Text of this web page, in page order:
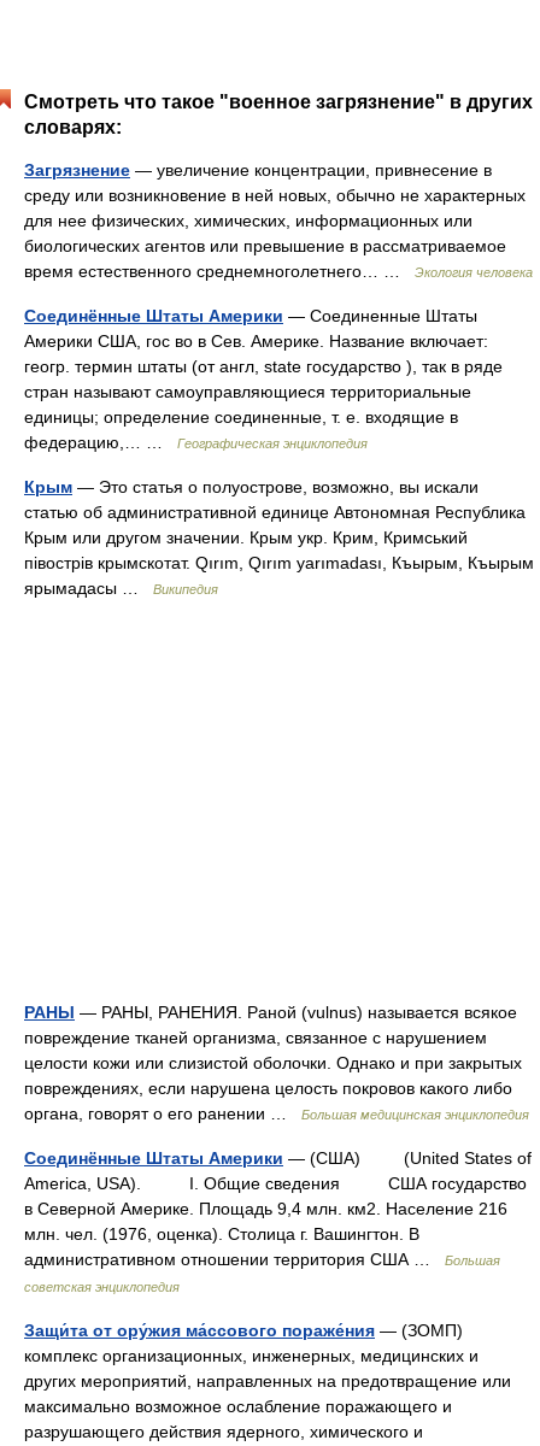
Смотреть что такое "военное загрязнение" в других
словарях:
Загрязнение — увеличение концентрации, привнесение в
среду или возникновение в ней новых, обычно не характерных
для нее физических, химических, информационных или
биологических агентов или превышение в рассматриваемое
время естественного среднемноголетнего… …
Экология человека
Соединённые Штаты Америки — Соединенные Штаты
Америки США, гос во в Сев. Америке. Название включает:
геогр. термин штаты (от англ, state государство ), так в ряде
стран называют самоуправляющиеся территориальные
единицы; определение соединенные, т. е. входящие в
федерацию,… …
Географическая энциклопедия
Крым — Это статья о полуострове, возможно, вы искали
статью об административной единице Автономная Республика
Крым или другом значении. Крым укр. Крим, Кримський
півострів крымскотат. Qırım, Qırım yarımadası, Къырым, Къырым
ярымадасы …
Википедия
РАНЫ — РАНЫ, РАНЕНИЯ. Раной (vulnus) называется всякое
повреждение тканей организма, связанное с нарушением
целости кожи или слизистой оболочки. Однако и при закрытых
повреждениях, если нарушена целость покровов какого либо
органа, говорят о его ранении …
Большая медицинская энциклопедия
Соединённые Штаты Америки — (США) (United States of
America, USA). I. Общие сведения США государство
в Северной Америке. Площадь 9,4 млн. км2. Население 216
млн. чел. (1976, оценка). Столица г. Вашингтон. В
административном отношении территория США …
Большая
советская энциклопедия
Защи́та от ору́жия ма́ссового пораже́ния — (ЗОМП)
комплекс организационных, инженерных, медицинских и
других мероприятий, направленных на предотвращение или
максимально возможное ослабление поражающего и
разрушающего действия ядерного, химического и